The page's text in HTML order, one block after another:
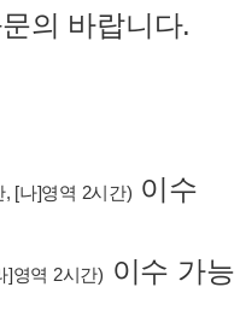
의 바랍니다.
[나]영역 2시간) 이수
]영역 2시간)
이수 가능